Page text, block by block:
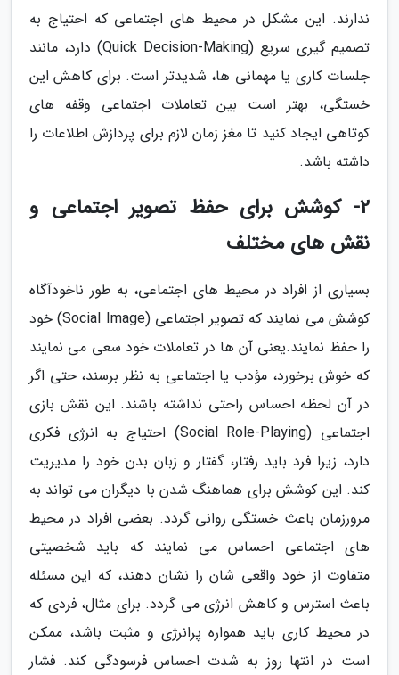
ندارند. این مشکل در محیط های اجتماعی که احتیاج به
تصمیم گیری سریع (Quick Decision-Making) دارد، مانند
جلسات کاری یا مهمانی ها، شدیدتر است. برای کاهش این
خستگی، بهتر است بین تعاملات اجتماعی وقفه های
کوتاهی ایجاد کنید تا مغز زمان لازم برای پردازش اطلاعات را
داشته باشد.
2- کوشش برای حفظ تصویر اجتماعی و
نقش های مختلف
بسیاری از افراد در محیط های اجتماعی، به طور ناخودآگاه
کوشش می نمایند که تصویر اجتماعی (Social Image) خود
را حفظ نمایند.یعنی آن ها در تعاملات خود سعی می نمایند
که خوش برخورد، مؤدب یا اجتماعی به نظر برسند، حتی اگر
در آن لحظه احساس راحتی نداشته باشند. این نقش بازی
اجتماعی (Social Role-Playing) احتیاج به انرژی فکری
دارد، زیرا فرد باید رفتار، گفتار و زبان بدن خود را مدیریت
کند. این کوشش برای هماهنگ شدن با دیگران می تواند به
مرورزمان باعث خستگی روانی گردد. بعضی افراد در محیط
های اجتماعی احساس می نمایند که باید شخصیتی
متفاوت از خود واقعی شان را نشان دهند، که این مسئله
باعث استرس و کاهش انرژی می گردد. برای مثال، فردی که
در محیط کاری باید همواره پرانرژی و مثبت باشد، ممکن
است در انتها روز به شدت احساس فرسودگی کند. فشار